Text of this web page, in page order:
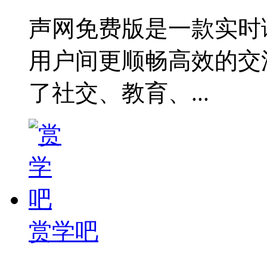
声网免费版是一款实
用户间更顺畅高效的
了社交、教育、...
赏学吧